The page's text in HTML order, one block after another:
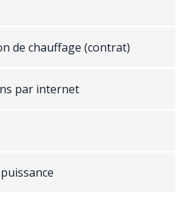
de chauffage (contrat)
par internet